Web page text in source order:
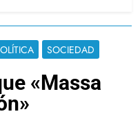
SOCIEDAD
«Massa